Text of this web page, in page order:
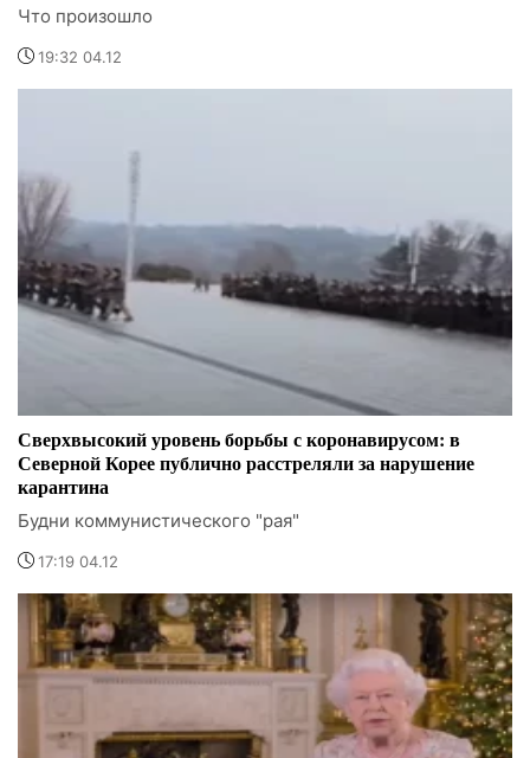
Что произошло
19:32 04.12
Сверхвысокий уровень борьбы с коронавирусом: в
Северной Корее публично расстреляли за нарушение
карантина
Будни коммунистического "рая"
17:19 04.12